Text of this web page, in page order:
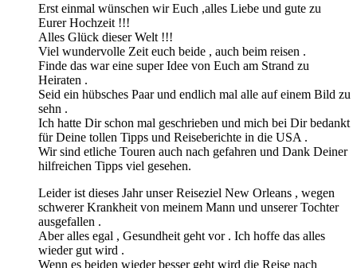
Erst einmal wünschen wir Euch ,alles Liebe und gute zu
Eurer Hochzeit !!!
Alles Glück dieser Welt !!!
Viel wundervolle Zeit euch beide , auch beim reisen .
Finde das war eine super Idee von Euch am Strand zu
Heiraten .
Seid ein hübsches Paar und endlich mal alle auf einem Bild zu
sehn .
Ich hatte Dir schon mal geschrieben und mich bei Dir bedankt
für Deine tollen Tipps und Reiseberichte in die USA .
Wir sind etliche Touren auch nach gefahren und Dank Deiner
hilfreichen Tipps viel gesehen.
Leider ist dieses Jahr unser Reiseziel New Orleans , wegen
schwerer Krankheit von meinem Mann und unserer Tochter
ausgefallen .
Aber alles egal , Gesundheit geht vor . Ich hoffe das alles
wieder gut wird .
Wenn es beiden wieder besser geht wird die Reise nach